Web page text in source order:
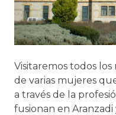
Visitaremos todos
de varias mujeres
a través de la
fusionan en